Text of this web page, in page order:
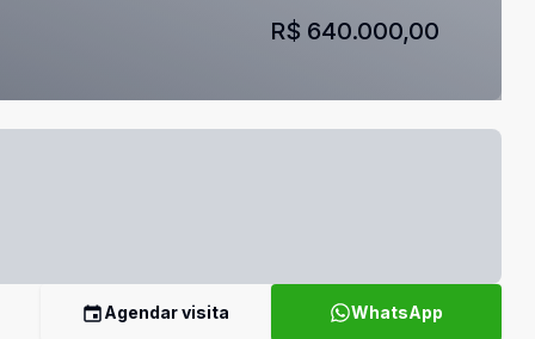
R$ 640.000,00
Agendar visita WhatsApp